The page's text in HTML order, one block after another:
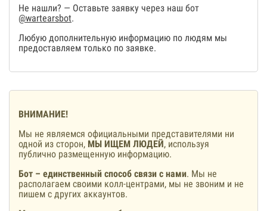
Не нашли? — Оставьте заявку через наш бот
@wartearsbot.
Любую дополнительную информацию по людям мы
предоставляем только по заявке.
ВНИМАНИЕ!
Мы не являемся официальными представителями ни
одной из сторон, МЫ ИЩЕМ ЛЮДЕЙ, используя
публично размещенную информацию.
Бот – единственный способ связи с нами. Мы не
располагаем своими колл-центрами, мы не звоним и не
пишем с других аккаунтов.